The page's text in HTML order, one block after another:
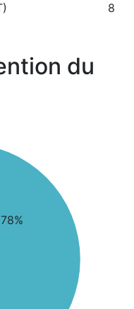
8
du
78%